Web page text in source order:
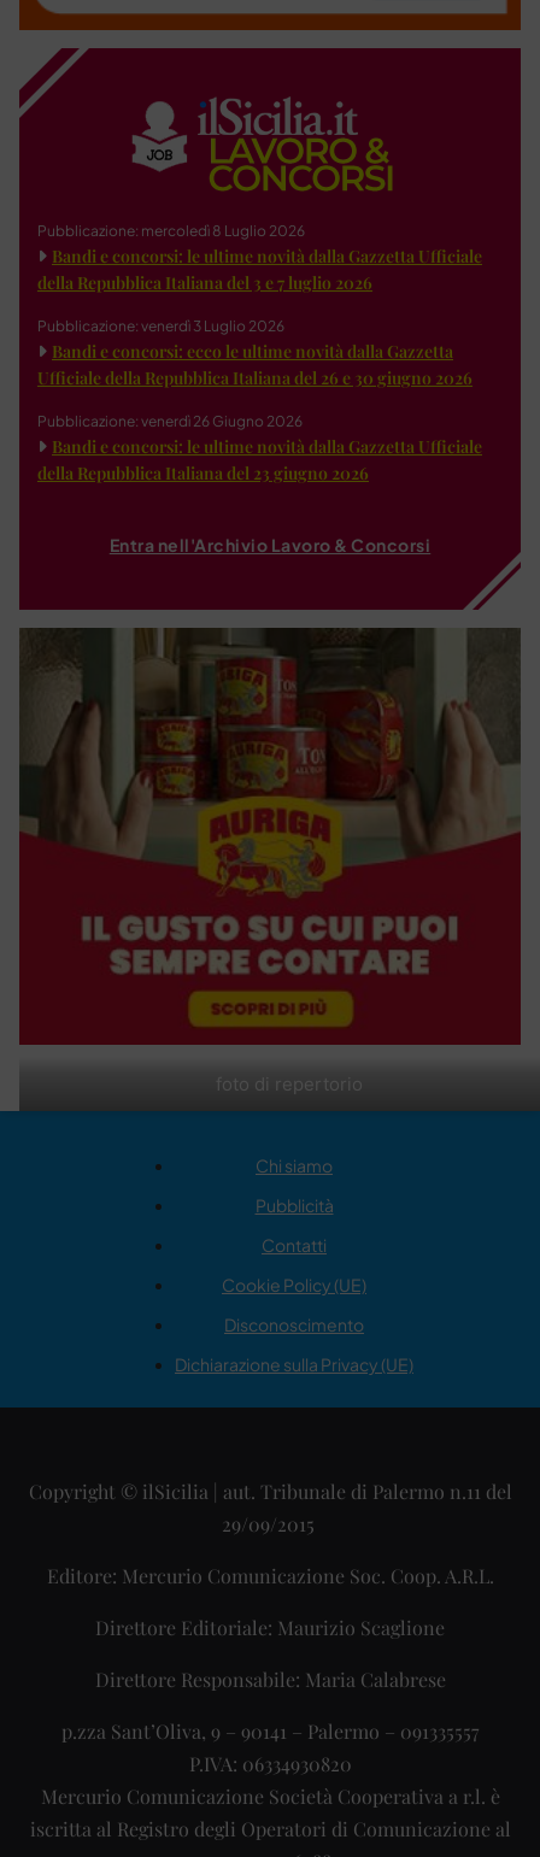
foto di repertorio
Pubblicazione: mercoledì 8 Luglio 2026
Bandi e concorsi: le ultime novità dalla Gazzetta Ufficiale
della Repubblica Italiana del 3 e 7 luglio 2026
Pubblicazione: venerdì 3 Luglio 2026
Bandi e concorsi: ecco le ultime novità dalla Gazzetta
Ufficiale della Repubblica Italiana del 26 e 30 giugno 2026
Pubblicazione: venerdì 26 Giugno 2026
Bandi e concorsi: le ultime novità dalla Gazzetta Ufficiale
della Repubblica Italiana del 23 giugno 2026
Entra nell'Archivio Lavoro & Concorsi
Chi siamo
Pubblicità
Contatti
Cookie Policy (UE)
Disconoscimento
Dichiarazione sulla Privacy (UE)
Copyright © ilSicilia | aut. Tribunale di Palermo n.11 del
29/09/2015
Editore: Mercurio Comunicazione Soc. Coop. A.R.L.
Direttore Editoriale: Maurizio Scaglione
Direttore Responsabile: Maria Calabrese
p.zza Sant’Oliva, 9 – 90141 – Palermo – 091335557
P.IVA: 06334930820
Mercurio Comunicazione Società Cooperativa a r.l. è
iscritta al Registro degli Operatori di Comunicazione al